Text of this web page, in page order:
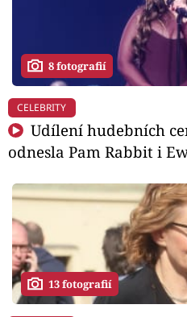
8 fotografií
CELEBRITY
Udílení hudebních
odnesla Pam Rabbit i
13 fotografií